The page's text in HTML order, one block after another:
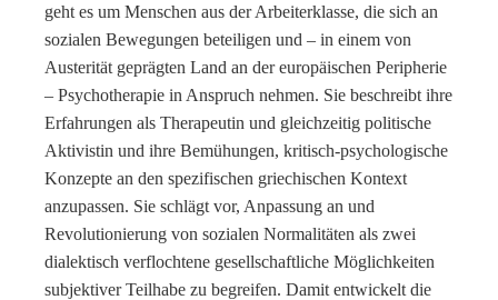
geht es um Menschen aus der Arbeiterklasse, die sich an
sozialen Bewegungen beteiligen und – in einem von
Austerität geprägten Land an der europäischen Peripherie
– Psychotherapie in Anspruch nehmen. Sie beschreibt ihre
Erfahrungen als Therapeutin und gleichzeitig politische
Aktivistin und ihre Bemühungen, kritisch-psychologische
Konzepte an den spezifischen griechischen Kontext
anzupassen. Sie schlägt vor, Anpassung an und
Revolutionierung von sozialen Normalitäten als zwei
dialektisch verflochtene gesellschaftliche Möglichkeiten
subjektiver Teilhabe zu begreifen. Damit entwickelt die